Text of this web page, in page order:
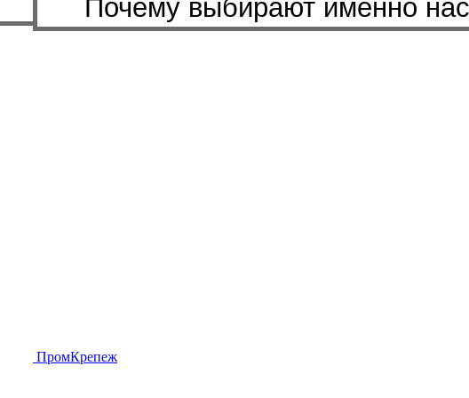
ПромКрепеж
Почему выбирают именно